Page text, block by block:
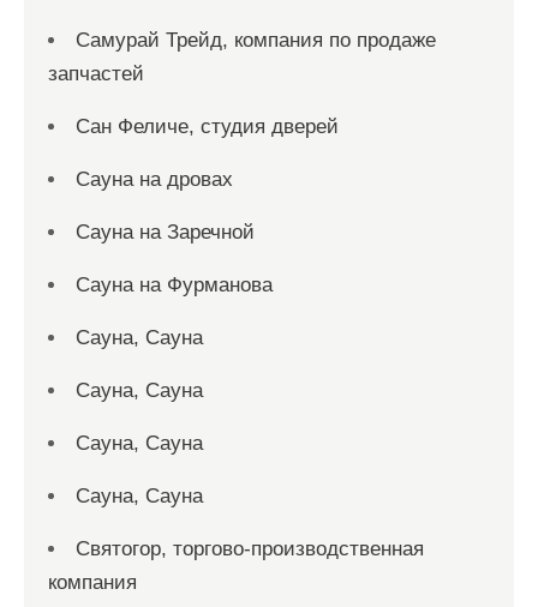
Самурай Трейд, компания по продаже
запчастей
Сан Феличе, студия дверей
Сауна на дровах
Сауна на Заречной
Сауна на Фурманова
Сауна, Сауна
Сауна, Сауна
Сауна, Сауна
Сауна, Сауна
Святогор, торгово-производственная
компания